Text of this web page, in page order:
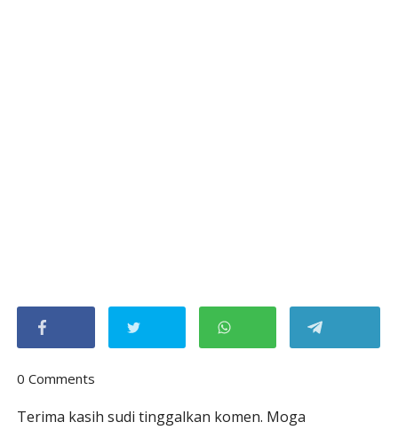
0 Comments
Terima kasih sudi tinggalkan komen. Moga